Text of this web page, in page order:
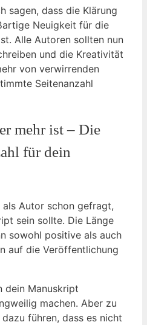
sagen, dass die Klärung
Neuigkeit für die
Alle Autoren sollten nun
und die Kreativität
von verwirrenden
Seitenanzahl
mehr ist – Die
für dein
als Autor schon gefragt,
sein sollte. Die Länge
sowohl positive als auch
auf die Veröffentlichung
dein Manuskript
machen. Aber zu
führen, dass es nicht